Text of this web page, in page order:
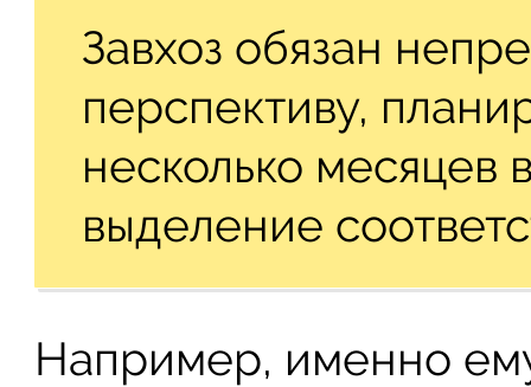
Завхоз обязан
перспективу,
несколько месяцев
выделение
Например, именно